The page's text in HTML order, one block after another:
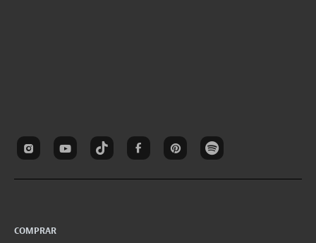
COMPRAR